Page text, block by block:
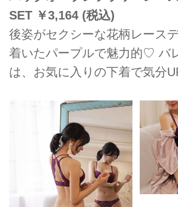
SET ￥3,164 (税込)
後姿がセクシーな花柄レース
着いたパープルで魅力的♡ バ
は、お気に入りの下着で気分